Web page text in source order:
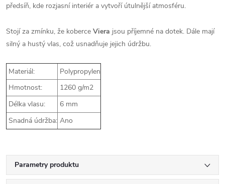
předsíň, kde rozjasní interiér a vytvoří útulnější atmosféru.
Stojí za zmínku, že koberce Viera jsou příjemné na dotek. Dále mají
silný a hustý vlas, což usnadňuje jejich údržbu.
Materiál:
Polypropylen
Hmotnost:
1260 g/m2
Délka vlasu:
6 mm
Snadná údržba: Ano
Parametry produktu